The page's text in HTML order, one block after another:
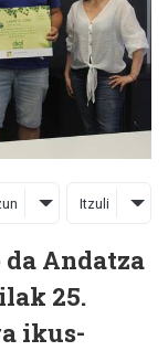
Itzuli
Andatza
25.
ikus-